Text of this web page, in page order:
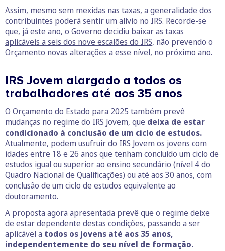
Assim, mesmo sem mexidas nas taxas, a generalidade dos
contribuintes poderá sentir um alívio no IRS. Recorde-se
que, já este ano, o Governo decidiu baixar as taxas
aplicáveis a seis dos nove escalões do IRS, não prevendo o
Orçamento novas alterações a esse nível, no próximo ano.
IRS Jovem alargado a todos os
trabalhadores até aos 35 anos
O Orçamento do Estado para 2025 também prevê
mudanças no regime do IRS Jovem, que deixa de estar
condicionado à conclusão de um ciclo de estudos.
Atualmente, podem usufruir do IRS Jovem os jovens com
idades entre 18 e 26 anos que tenham concluído um ciclo de
estudos igual ou superior ao ensino secundário (nível 4 do
Quadro Nacional de Qualificações) ou até aos 30 anos, com
conclusão de um ciclo de estudos equivalente ao
doutoramento.
A proposta agora apresentada prevê que o regime deixe
de estar dependente destas condições, passando a ser
aplicável a todos os jovens até aos 35 anos,
independentemente do seu nível de formação.